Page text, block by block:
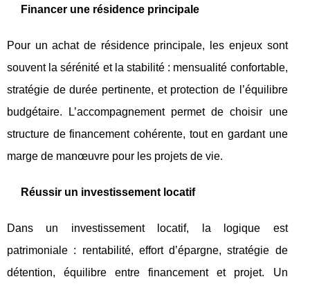
Financer une résidence principale
Pour un achat de résidence principale, les enjeux sont
souvent la sérénité et la stabilité : mensualité confortable,
stratégie de durée pertinente, et protection de l’équilibre
budgétaire. L’accompagnement permet de choisir une
structure de financement cohérente, tout en gardant une
marge de manœuvre pour les projets de vie.
Réussir un investissement locatif
Dans un investissement locatif, la logique est
patrimoniale : rentabilité, effort d’épargne, stratégie de
détention, équilibre entre financement et projet. Un